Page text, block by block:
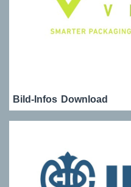
Bild-Infos Download